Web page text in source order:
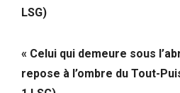
LSG)
« Celui qui demeure sous
repose à l’ombre du Tout-